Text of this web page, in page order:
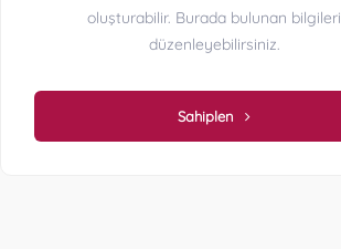
oluşturabilir. Burada bulunan bilgileri
düzenleyebilirsiniz.
Sahiplen